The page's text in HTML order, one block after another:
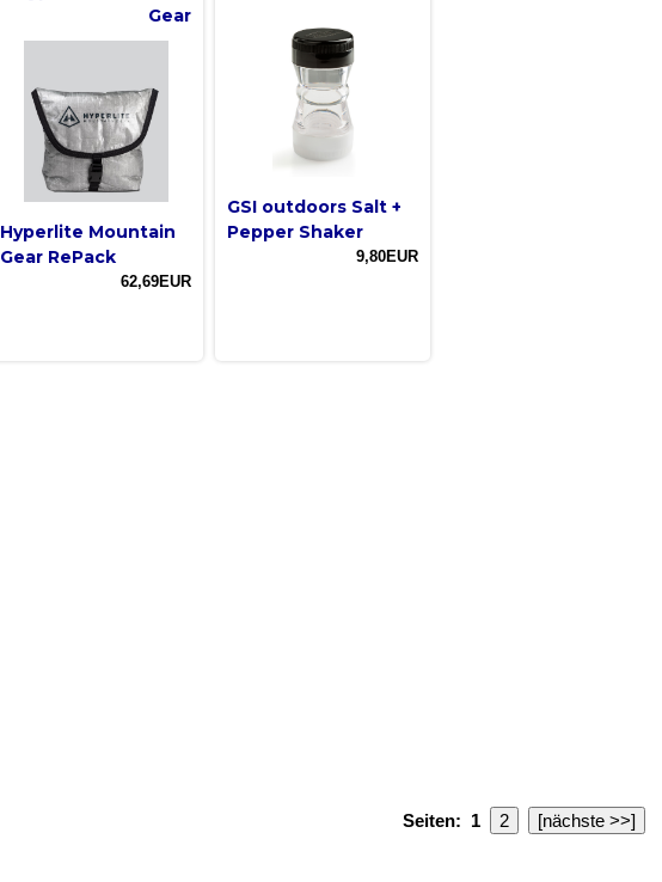
Gear
Hyperlite Mountain
Gear RePack
62,69EUR
GSI outdoors Salt +
Pepper Shaker
9,80EUR
Seiten: 1 2 [nächste >>]